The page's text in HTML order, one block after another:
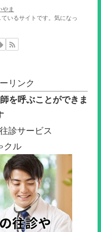
やま
いるサイトです。気になっ
リンク
を呼ぶことができま
診サービス
クル